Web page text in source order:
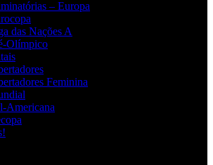
– Europa
das Nações A
Olímpico
Feminina
Americana